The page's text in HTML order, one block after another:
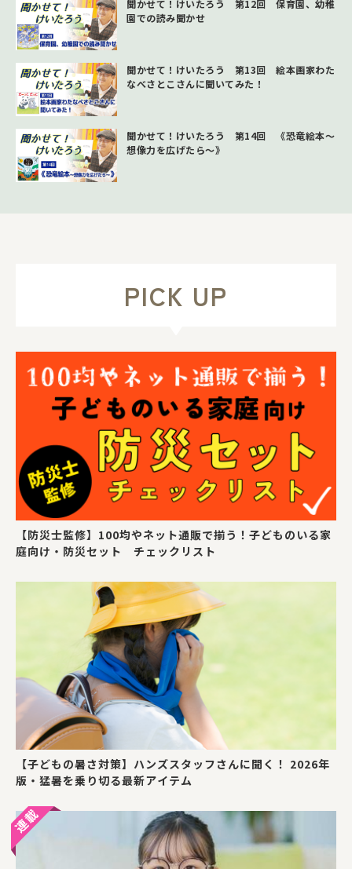
聞かせて！けいたろう 第12回 保育園、幼稚
園での読み聞かせ
聞かせて！けいたろう 第13回 絵本画家わた
なべさとこさんに聞いてみた！
聞かせて！けいたろう 第14回 《恐竜絵本～
想像力を広げたら～》
PICK UP
【防災士監修】100均やネット通販で揃う！子どものいる家
庭向け・防災セット チェックリスト
【子どもの暑さ対策】ハンズスタッフさんに聞く！ 2026年
版・猛暑を乗り切る最新アイテム